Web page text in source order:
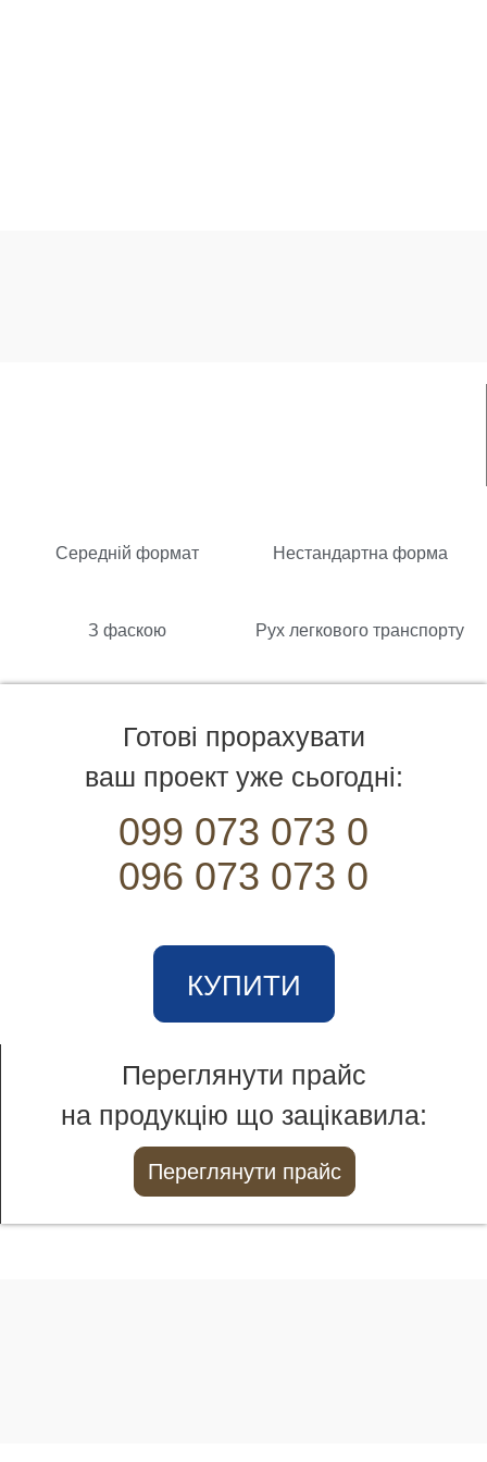
Середній формат Нестандартна форма
З фаскою Рух легкового транспорту
Готові прорахувати
ваш проект уже сьогодні:
099 073 073 0
096 073 073 0
КУПИТИ
Переглянути прайс
на продукцію що зацікавила:
Переглянути прайс